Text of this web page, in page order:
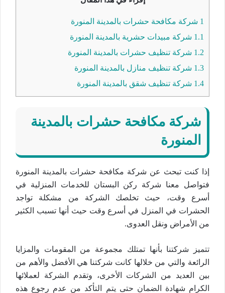
1 شركة مكافحة حشرات بالمدينة المنورة
1.1 شركة مبيدات حشرية بالمدينة المنورة
1.2 شركة تنظيف حشرات بالمدينة المنورة
1.3 شركة تنظيف منازل بالمدينة المنورة
1.4 شركة تنظيف شقق بالمدينة المنورة
شركة مكافحة حشرات بالمدينة
المنورة
إذا كنت تبحث عن شركة مكافحة حشرات بالمدينة المنورة
فتواصل معنا شركة ركن البستان للخدمات المنزلية في
أسرع وقت، حيث تخلصك الشركة من مشكلة تواجد
الحشرات في المنزل في أسرع وقت حيث أنها تسبب الكثير
من الأمراض ونقل العدوى.
تتميز شركتنا بأنها تمتلك مجموعة من المقومات والمزايا
الرائعة والتي من خلالها كانت شركتنا هي الأفضل والأهم من
بين العديد من الشركات الأخرى، وتقدم الشركة لعملائها
الكرام شهادة الضمان حتى يتم التأكد من عدم رجوع هذه